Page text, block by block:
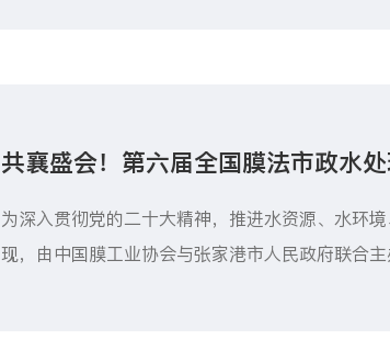
共襄盛会！第六届全国膜法市政水
为深入贯彻党的二十大精神，推进水资源、水环
现，由中国膜工业协会与张家港市人民政府联合